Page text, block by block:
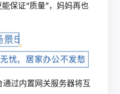
保证“质量”，妈妈再也
过内置网关服务器将互